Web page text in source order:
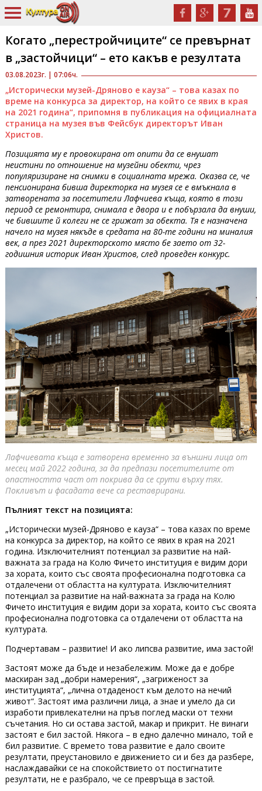
03.08.2023г. | 07:06ч.
Когато „перестройчиците“ се превърнат
в „застойчици“ – ето какъв е резултата
„Исторически музей-Дряново е кауза“ – това казах по
време на конкурса за директор, на който се явих в края
на 2021 година“, припомня в публикация на официалната
страница на музея във Фейсбук директорът Иван
Христов.
Позицията му е провокирана от опити да се внушат
неистини по отношение на музейни обекти, чрез
популяризиране на снимки в социалната мрежа. Оказва се, че
пенсионирана бивша директорка на музея се е вмъкнала в
затворената за посетители Лафчиева къща, която в този
период се ремонтира, снимала е двора и е побързала да внуши,
че бившите й колеги не се грижат за обекта. Тя е назначена
начело на музея някъде в средата на 80-те години на миналия
век, а през 2021 директорското място бе заето от 32-
годишния историк Иван Христов, след проведен конкурс.
Лафчиевата къща е затворена временно за външни лица от
месец май 2022 година, за да предпази посетителите от
опастността част от покрива да се срути върху тях.
Покливът и фасадата вече са реставрирани.
Пълният текст на позицията:
„Исторически музей-Дряново е кауза“ – това казах по време
на конкурса за директор, на който се явих в края на 2021
година. Изключителният потенциал за развитие на най-
важната за града на Колю Фичето институция е видим дори
за хората, които със своята професионална подготовка са
отдалечени от областта на културата. Изключителният
потенциал за развитие на най-важната за града на Колю
Фичето институция е видим дори за хората, които със своята
професионална подготовка са отдалечени от областта на
културата.
Подчертавам – развитие! И ако липсва развитие, има застой!
Застоят може да бъде и незабележим. Може да е добре
маскиран зад „добри намерения“, „загриженост за
институцията“, „лична отдаденост към делото на нечий
живот“. Застоят има различни лица, а знае и умело да си
изработи привлекателни на пръв поглед маски от техни
съчетания. Но си остава застой, макар и прикрит. Не винаги
застоят е бил застой. Някога – в едно далечно минало, той е
бил развитие. С времето това развитие е дало своите
резултати, преустановило е движението си и без да разбере,
наслаждавайки се на спокойствието от постигнатите
резултати, не е разбрало, че се превръща в застой.